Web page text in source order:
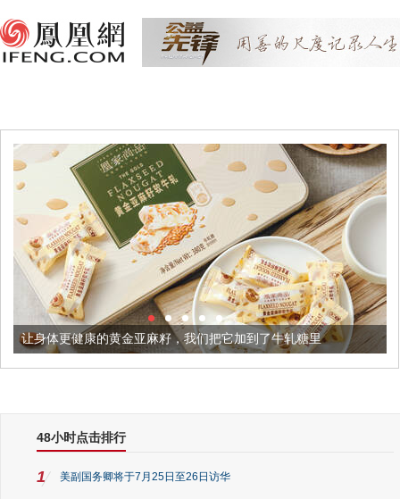
让身体更健康的黄金亚麻籽，我们把它加到了牛轧糖里
48小时点击排行
1 美副国务卿将于7月25日至26日访华